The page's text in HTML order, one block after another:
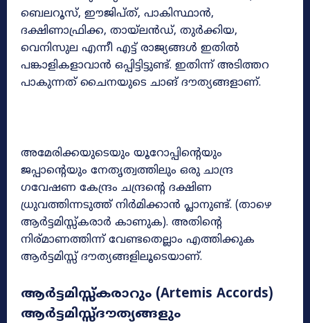
ബെലറൂസ്, ഈജിപ്ത്, പാകിസ്ഥാൻ,
ദക്ഷിണാഫ്രിക്ക, തായ്ലൻഡ്, തുർക്കിയ,
വെനിസുല എന്നീ എട്ട് രാജ്യങ്ങൾ ഇതിൽ
പങ്കാളികളാവാൻ ഒപ്പിട്ടിട്ടുണ്ട്. ഇതിന്ന് അടിത്തറ
പാകുന്നത് ചൈനയുടെ ചാങ് ദൗത്യങ്ങളാണ്.
അമേരിക്കയുടെയും യൂറോപ്പിന്റെയും
ജപ്പാന്റെയും നേതൃത്വത്തിലും ഒരു ചാന്ദ്ര
ഗവേഷണ കേന്ദ്രം ചന്ദ്രന്റെ ദക്ഷിണ
ധ്രുവത്തിന്നടുത്ത് നിർമിക്കാൻ പ്ലാനുണ്ട്. (താഴെ
ആർട്ടമിസ്സ്കരാർ കാണുക). അതിന്റെ
നിര്മാണത്തിന്ന് വേണ്ടതെല്ലാം എത്തിക്കുക
ആർട്ടമിസ്സ് ദൗത്യങ്ങളിലൂടെയാണ്.
ആർട്ടമിസ്സ്കരാറും (Artemis Accords)
ആർട്ടമിസ്സ്ദൗത്യങ്ങളും